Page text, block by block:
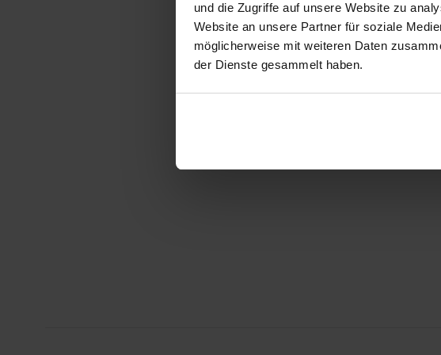
und die Zugriffe auf unsere Website zu
Website an unsere Partner für soziale
möglicherweise mit weiteren Daten
der Dienste gesammelt haben.